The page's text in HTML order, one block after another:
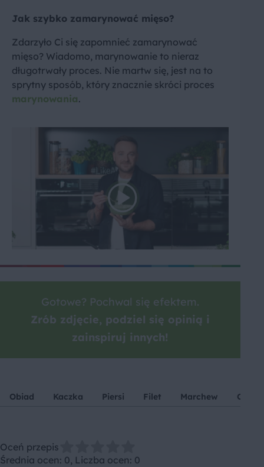
Jak szybko zamarynować mięso?
Zdarzyło Ci się zapomnieć zamarynować
mięso? Wiadomo, marynowanie to nieraz
długotrwały proces. Nie martw się, jest na to
sprytny sposób, który znacznie skróci proces
marynowania.
Gotowe? Pochwal się efektem.
Zrób zdjęcie, podziel się opinią i
zainspiruj innych!
Obiad Kaczka Piersi Filet Marchew
Oceń przepis
Średnia ocen: 0, Liczba ocen: 0